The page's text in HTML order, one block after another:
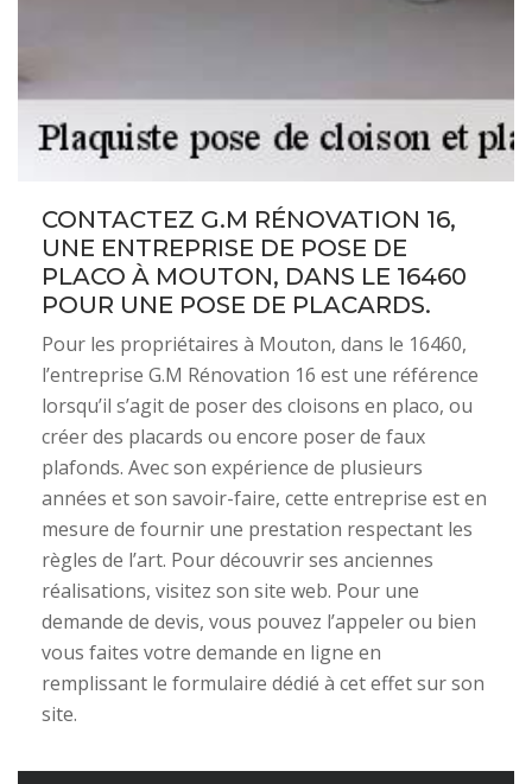
CONTACTEZ G.M RÉNOVATION 16,
UNE ENTREPRISE DE POSE DE
PLACO À MOUTON, DANS LE 16460
POUR UNE POSE DE PLACARDS.
Pour les propriétaires à Mouton, dans le 16460,
l’entreprise G.M Rénovation 16 est une référence
lorsqu’il s’agit de poser des cloisons en placo, ou
créer des placards ou encore poser de faux
plafonds. Avec son expérience de plusieurs
années et son savoir-faire, cette entreprise est en
mesure de fournir une prestation respectant les
règles de l’art. Pour découvrir ses anciennes
réalisations, visitez son site web. Pour une
demande de devis, vous pouvez l’appeler ou bien
vous faites votre demande en ligne en
remplissant le formulaire dédié à cet effet sur son
site.